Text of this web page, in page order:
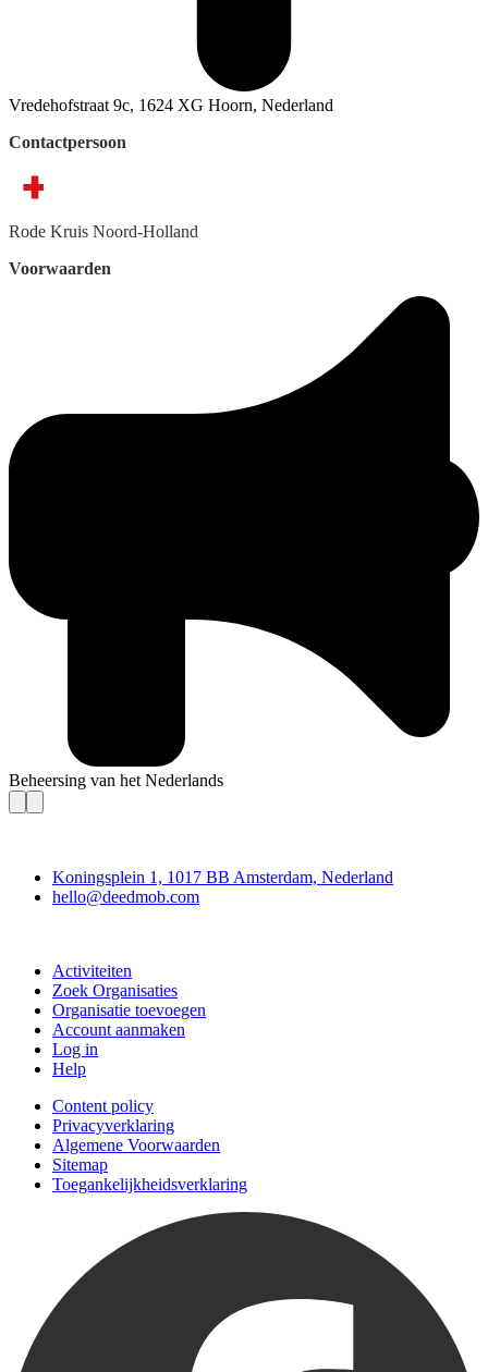
Vredehofstraat 9c, 1624 XG Hoorn, Nederland
Contactpersoon
Rode Kruis Noord-Holland
Voorwaarden
Beheersing van het Nederlands
Koningsplein 1, 1017 BB Amsterdam, Nederland
hello@deedmob.com
Activiteiten
Zoek Organisaties
Organisatie toevoegen
Account aanmaken
Log in
Help
Content policy
Privacyverklaring
Algemene Voorwaarden
Sitemap
Toegankelijkheidsverklaring